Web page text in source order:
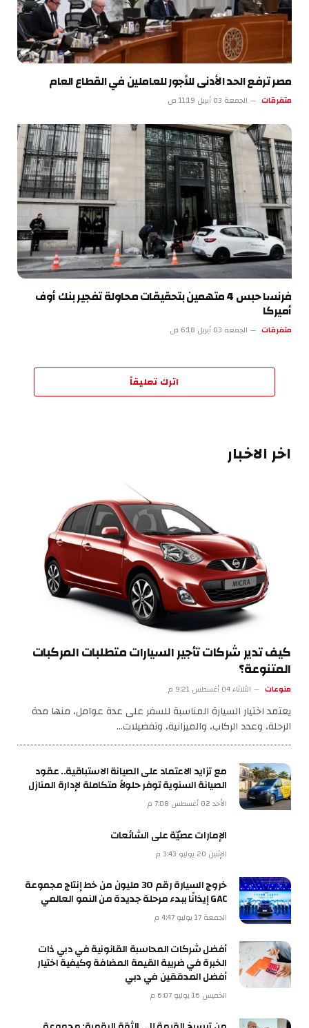
مصر ترفع الحد الأدنى للأجور للعاملين في القطاع العام
متفرقات الجمعة 03 أبريل 11:19 ص
فرنسا حبس 4 متهمين بتحقيقات محاولة تفجير بنك أوف
أميركا
متفرقات الجمعة 03 أبريل 6:18 ص
اترك تعليقاً
اخر الاخبار
كيف تدير شركات تأجير السيارات متطلبات المركبات
المتنوعة؟
منوعات الثلاثاء 04 أغسطس 9:21 م
يعتمد اختيار السيارة المناسبة للسفر على عدة عوامل، منها مدة
الرحلة، وعدد الركاب، والميزانية، وتفضيلات…
مع تزايد الاعتماد على الصيانة الاستباقية.. عقود
الصيانة السنوية توفر حلولاً متكاملة لإدارة المنازل
الأحد 02 أغسطس 7:08 م
الإمارات عصيّة على الشائعات
الإثنين 20 يوليو 3:43 م
خروج السيارة رقم 30 مليون من خط إنتاج مجموعة
GAC إيذانًا ببدء مرحلة جديدة من النمو العالمي
الجمعة 17 يوليو 4:47 م
أفضل شركات المحاسبة القانونية في دبي ذات
الخبرة في ضريبة القيمة المضافة وكيفية اختيار
أفضل المدققين في دبي
الخميس 16 يوليو 6:07 م